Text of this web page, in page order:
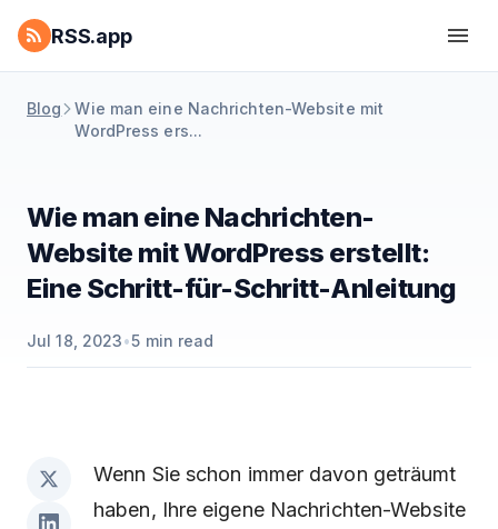
RSS.app
Blog
Wie man eine Nachrichten-Website mit
WordPress ers...
Wie man eine Nachrichten-
Website mit WordPress erstellt:
Eine Schritt-für-Schritt-Anleitung
Jul 18, 2023•5 min read
Wenn Sie schon immer davon geträumt
haben, Ihre eigene Nachrichten-Website